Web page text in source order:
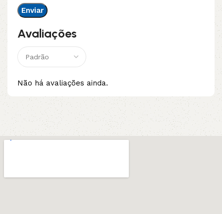
Avaliações
Não há avaliações ainda.